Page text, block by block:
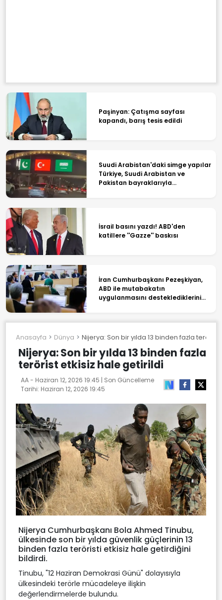
Paşinyan: Çatışma sayfası
kapandı, barış tesis edildi
Suudi Arabistan'daki simge yapılar
Türkiye, Suudi Arabistan ve
Pakistan bayraklarıyla
İsrail basını yazdı! ABD'den
katillere ''Gazze'' baskısı
İran Cumhurbaşkanı Pezeşkiyan,
ABD ile mutabakatın
uygulanmasını desteklediklerini
Anasayfa Dünya Nijerya: Son bir yılda 13 binden fazla
Nijerya: Son bir yılda 13 binden fazla
terörist etkisiz hale getirildi
AA - Haziran 12, 2026 19:45 | Son Güncelleme
Tarihi: Haziran 12, 2026 19:45
Nijerya Cumhurbaşkanı Bola Ahmed Tinubu,
ülkesinde son bir yılda güvenlik güçlerinin 13
binden fazla teröristi etkisiz hale getirdiğini
bildirdi.
Tinubu, "12 Haziran Demokrasi Günü" dolayısıyla
ülkesindeki terörle mücadeleye ilişkin
değerlendirmelerde bulundu.